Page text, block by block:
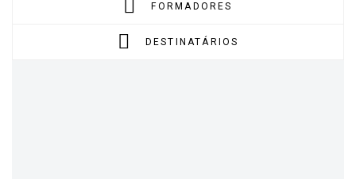
FORMADORES
DESTINATÁRIOS